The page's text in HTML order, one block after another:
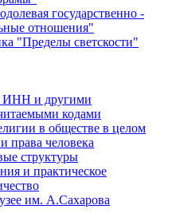
государственно -
отношения"
"Пределы светскости"
ИНН и другими
кодами
в обществе в целом
права человека
структуры
и практическое
им. А.Сахарова